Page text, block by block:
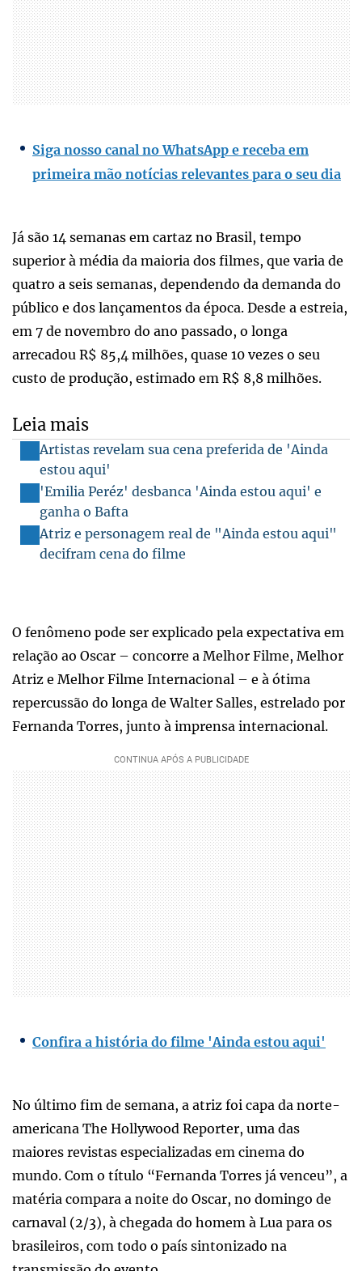
Siga nosso canal no WhatsApp e receba em
primeira mão notícias relevantes para o seu dia
Já são 14 semanas em cartaz no Brasil, tempo
superior à média da maioria dos filmes, que varia de
quatro a seis semanas, dependendo da demanda do
público e dos lançamentos da época. Desde a estreia,
em 7 de novembro do ano passado, o longa
arrecadou R$ 85,4 milhões, quase 10 vezes o seu
custo de produção, estimado em R$ 8,8 milhões.
Leia mais
Artistas revelam sua cena preferida de 'Ainda
estou aqui'
'Emilia Peréz' desbanca 'Ainda estou aqui' e
ganha o Bafta
Atriz e personagem real de "Ainda estou aqui"
decifram cena do filme
O fenômeno pode ser explicado pela expectativa em
relação ao Oscar – concorre a Melhor Filme, Melhor
Atriz e Melhor Filme Internacional – e à ótima
repercussão do longa de Walter Salles, estrelado por
Fernanda Torres, junto à imprensa internacional.
Confira a história do filme 'Ainda estou aqui'
No último fim de semana, a atriz foi capa da norte-
americana The Hollywood Reporter, uma das
maiores revistas especializadas em cinema do
mundo. Com o título “Fernanda Torres já venceu”, a
matéria compara a noite do Oscar, no domingo de
carnaval (2/3), à chegada do homem à Lua para os
brasileiros, com todo o país sintonizado na